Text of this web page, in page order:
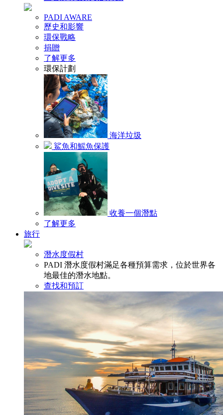
PADI AWARE
歷史和影響
環保戰略
捐贈
了解更多
環保計劃
海洋垃圾
鯊魚和鰩魚保護
收養一個潛點
了解更多
旅行
潛水度假村
PADI 潛水度假村滿足各種預算需求，位於世界各
地最佳的潛水地點。
查找和預訂